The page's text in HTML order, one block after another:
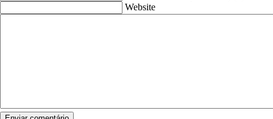
Website